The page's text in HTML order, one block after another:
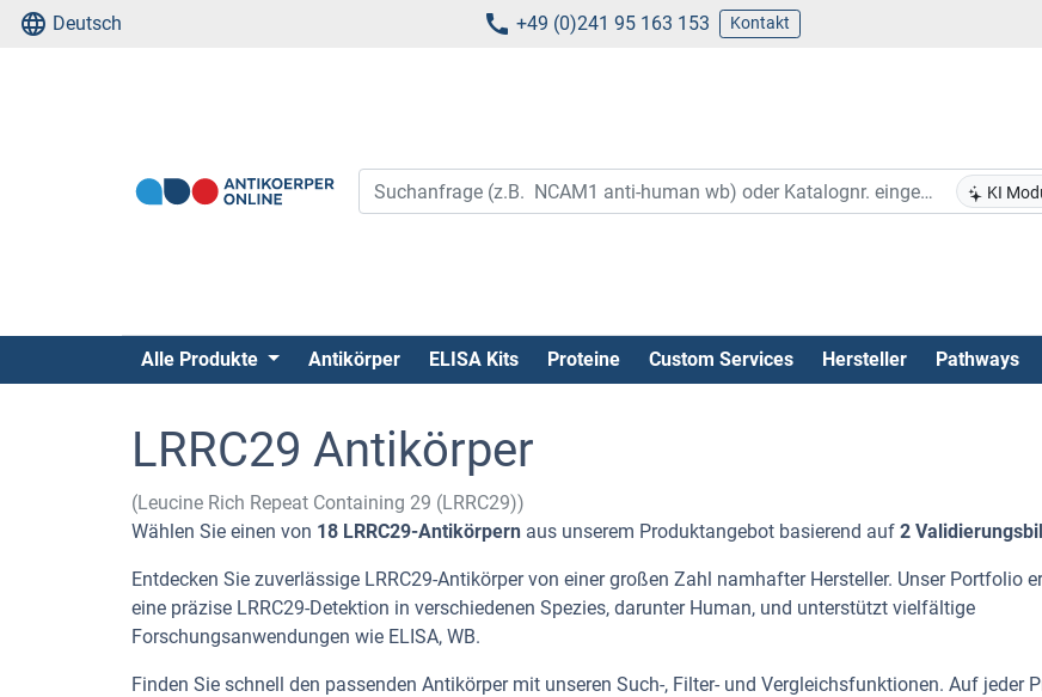
Deutsch +49 (0)241 95 163 153 Kontakt
KI
Alle Produkte Antikörper ELISA Kits Proteine Custom Services Hersteller Pathways
LRRC29 Antikörper
(Leucine Rich Repeat Containing 29 (LRRC29))
Wählen Sie einen von 18 LRRC29-Antikörpern aus unserem Produktangebot basierend auf 2
Entdecken Sie zuverlässige LRRC29-Antikörper von einer großen Zahl namhafter Hersteller. Unser Portfolio
eine präzise LRRC29-Detektion in verschiedenen Spezies, darunter Human, und unterstützt vielfältige
Forschungsanwendungen wie ELISA, WB.
Finden Sie schnell den passenden Antikörper mit unseren Such-, Filter- und Vergleichsfunktionen. Auf jeder